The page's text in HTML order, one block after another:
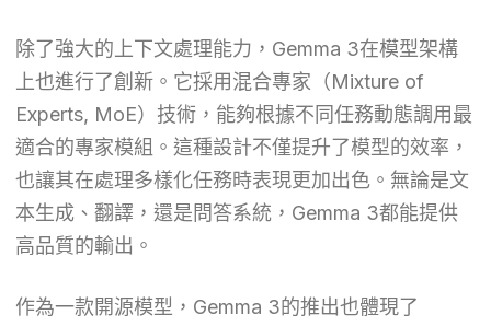
除了強大的上下文處理能力，Gemma 3在模型架構
上也進行了創新。它採用混合專家（Mixture of
Experts, MoE）技術，能夠根據不同任務動態調用最
適合的專家模組。這種設計不僅提升了模型的效率，
也讓其在處理多樣化任務時表現更加出色。無論是文
本生成、翻譯，還是問答系統，Gemma 3都能提供
高品質的輸出。
作為一款開源模型，Gemma 3的推出也體現了